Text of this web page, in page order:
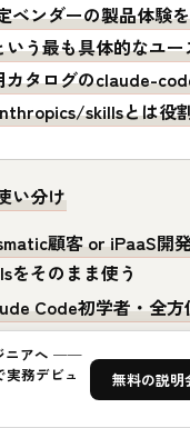
ベンダーの製品体験
う最も具体的なユ
カタログのclaude-
skillsとは役
い分け
顧客 or iPaaS開
をそのまま使う
Code初学者・全
code-templatesで
ル単体の参照実装が
skillsを読む
ニアへ ──
務デビュ
無料の説明